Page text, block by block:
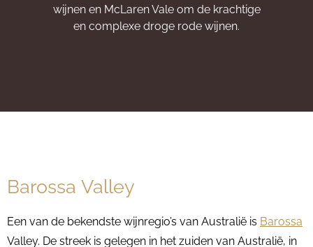
wijnen en McLaren Vale om de krachtige
en complexe droge rode wijnen.
Barossa Valley
Een van de bekendste wijnregio’s van Australië is Barossa
Valley. De streek is gelegen in het zuiden van Australië, in